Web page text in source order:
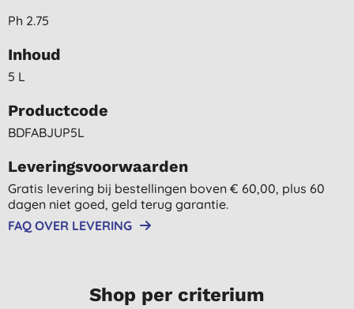
Ph 2.75
Inhoud
5 L
Productcode
BDFABJUP5L
Leveringsvoorwaarden
Gratis levering bij bestellingen boven € 60,00, plus 60
dagen niet goed, geld terug garantie.
FAQ OVER LEVERING
Shop per criterium